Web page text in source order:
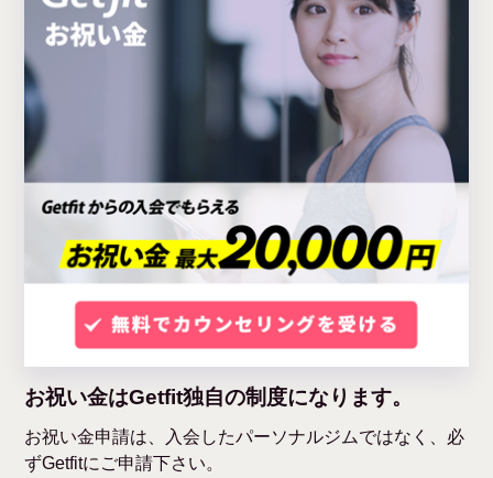
お祝い金はGetfit独自の制度になります。
お祝い金申請は、入会したパーソナルジムではなく、必
ずGetfitにご申請下さい。